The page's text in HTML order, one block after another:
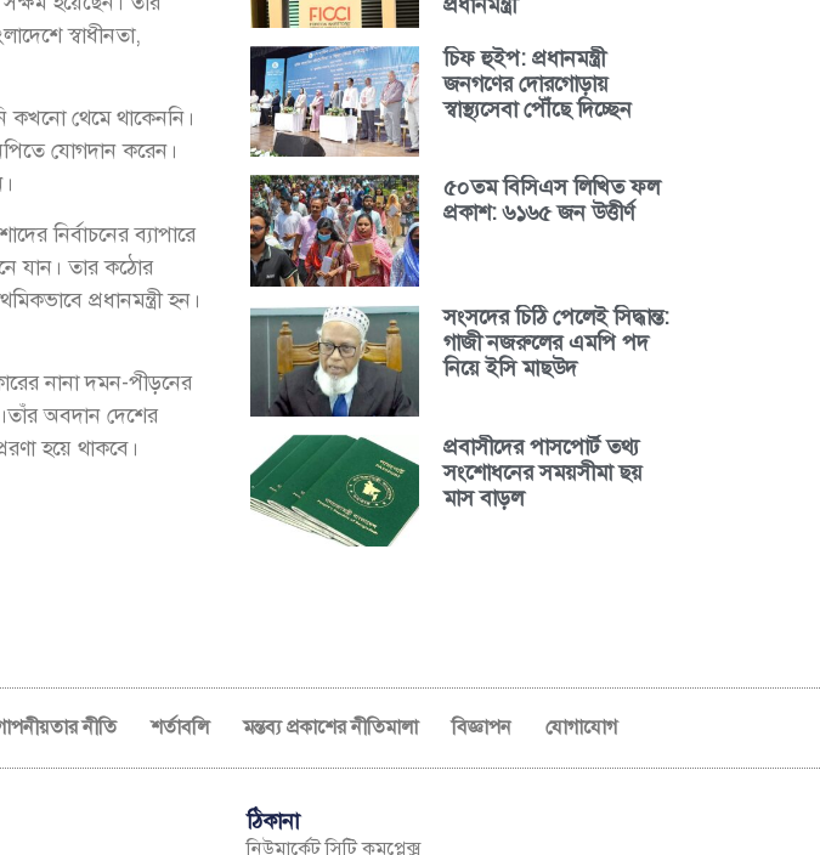
স্বাধীনতা,
কখনো থেমে থাকেননি।
যোগদান করেন।
নির্বাচনের ব্যাপারে
যান। তার কঠোর
প্রধানমন্ত্রী হন।
নানা দমন-পীড়নের
অবদান দেশের
হয়ে থাকবে।
চিফ হুইপ: প্রধানমন্ত্রী
জনগণের দোরগোড়ায়
স্বাস্থ্যসেবা পৌঁছে দিচ্ছেন
৫০তম বিসিএস লিখিত ফল
প্রকাশ: ৬১৬৫ জন উত্তীর্ণ
সংসদের চিঠি পেলেই সিদ্ধান্ত:
গাজী নজরুলের এমপি পদ
নিয়ে ইসি মাছউদ
প্রবাসীদের পাসপোর্ট তথ্য
সংশোধনের সময়সীমা ছয়
মাস বাড়ল
নীতি শর্তাবলি মন্তব্য প্রকাশের নীতিমালা বিজ্ঞাপন যোগাযোগ
ঠিকানা
নিউমার্কেট সিটি কমপ্লেক্স